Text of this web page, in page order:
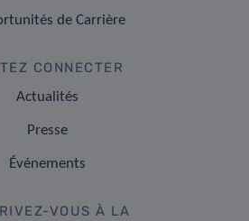
de Carrière
CONNECTER
Actualités
Presse
Événements
VOUS À LA